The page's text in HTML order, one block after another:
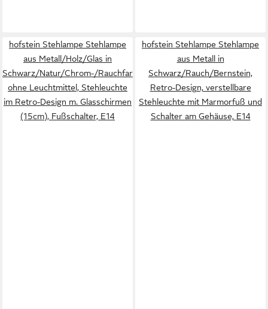
hofstein Stehlampe Stehlampe
aus Metall/Holz/Glas in
Schwarz/Natur/Chrom-/Rauchfarben,
ohne Leuchtmittel, Stehleuchte
im Retro-Design m. Glasschirmen
(15cm), Fußschalter, E14
hofstein Stehlampe Stehlampe
aus Metall in
Schwarz/Rauch/Bernstein,
Retro-Design, verstellbare
Stehleuchte mit Marmorfuß und
Schalter am Gehäuse, E14